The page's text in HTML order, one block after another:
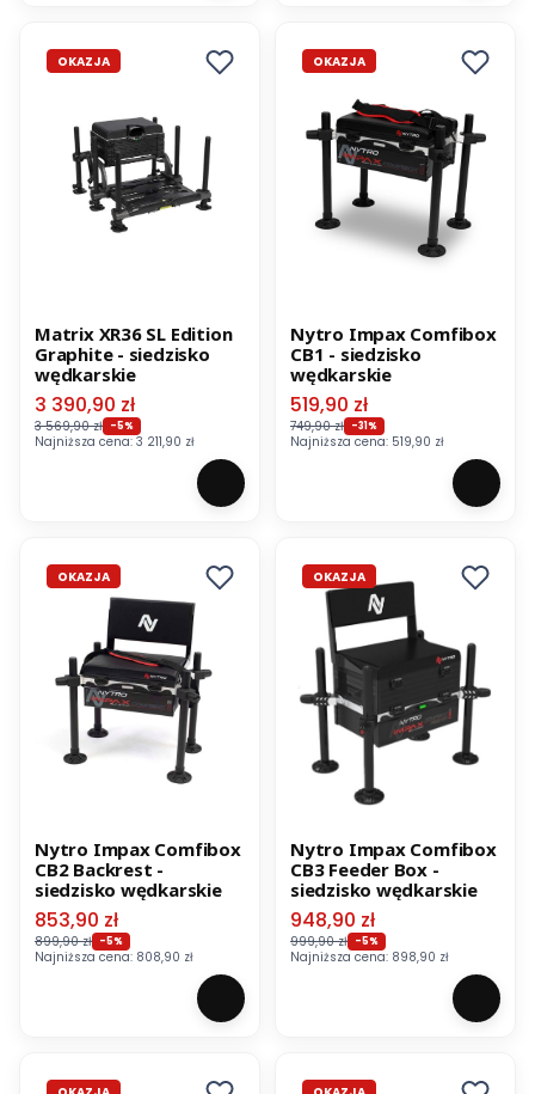
OKAZJA
Matrix XR36 SL Edition
Graphite - siedzisko
wędkarskie
Cena promocyjna
3 390,90 zł
3 569,90 zł -5%
Najniższa cena: 3 211,90 zł
OKAZJA
Nytro Impax Comfibox
CB1 - siedzisko
wędkarskie
Cena promocyjna
519,90 zł
749,90 zł -31%
Najniższa cena: 519,90 zł
OKAZJA
Nytro Impax Comfibox
CB2 Backrest -
siedzisko wędkarskie
Cena promocyjna
853,90 zł
899,90 zł -5%
Najniższa cena: 808,90 zł
OKAZJA
Nytro Impax Comfibox
CB3 Feeder Box -
siedzisko wędkarskie
Cena promocyjna
948,90 zł
999,90 zł -5%
Najniższa cena: 898,90 zł